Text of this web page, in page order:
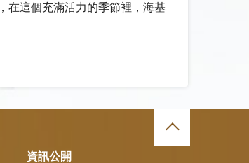
在這個充滿活力的季節裡，海基
資訊公開